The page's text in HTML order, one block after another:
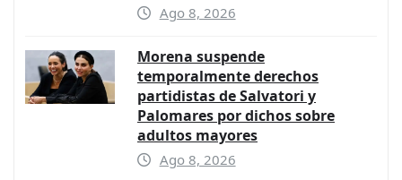
Ago 8, 2026
Morena suspende
temporalmente derechos
partidistas de Salvatori y
Palomares por dichos sobre
adultos mayores
Ago 8, 2026